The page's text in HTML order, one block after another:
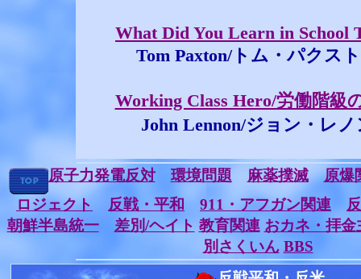
What Did You Learn in School
Tom Paxton/トム・パクス
Working Class Hero/労働階級
John Lennon/ジョン・レノ
原子力発電反対 環境問題 麻薬撲滅
原爆
ロジェクト
反戦・平和 911・アフガン関連
朝鮮半島統一
差別/ヘイト 教育関連 おカネ・拝金
別さくいん BBS